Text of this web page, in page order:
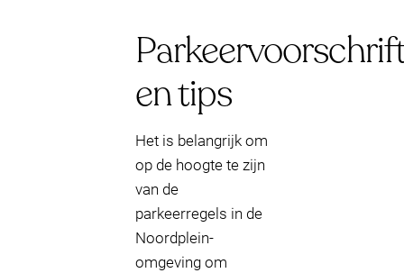
en tips
Het is belangrijk om
op de hoogte te zijn
van de
parkeerregels in de
Noordplein-
omgeving om